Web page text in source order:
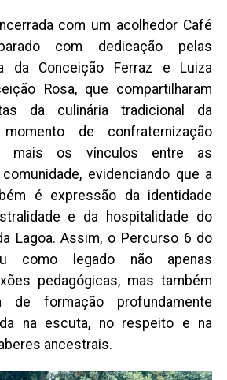
com um acolhedor Café
com dedicação pelas
da Conceição Ferraz e Luiza
Rosa, que compartilharam
da culinária tradicional da
de confraternização
mais os vínculos entre as
evidenciando que a
é expressão da identidade
e da hospitalidade do
Lagoa. Assim, o Percurso 6 do
como legado não apenas
pedagógicas, mas também
de formação profundamente
na escuta, no respeito e na
ancestrais.